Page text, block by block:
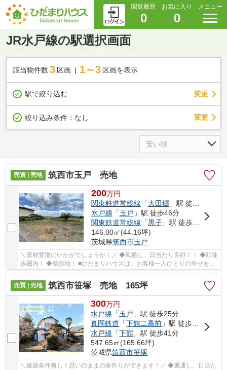
閲覧履歴
0
お気に入り
0
メニュー
JR水戸線の駅選択画面
該当物件数 3 区画 1～3 区画を表示
駅で絞り込む 変更
絞り込み条件： なし 変更
売買 | 売地 筑西市玉戸 売地
200万円
関東鉄道常総線 「大田郷」駅 徒歩10分
水戸線 「玉戸 」駅 徒歩46分
関東鉄道常総線 「黒子」駅 徒歩52分
146.00㎡(44.16坪)
茨城県筑西市玉戸
＼資材置場にいかがでしょうか！／ ◆風通し、日当たり良好！！ ◆駅徒
歩圏内！ ◆整形地！ ■ひだまりハウスは、お客様一人ひとりの幸せを描
売買 | 売地
筑西市笹塚 売地 165坪
300万円
水戸線 「玉戸 」駅 徒歩25分
真岡鉄道 「下館二高前 」駅 徒歩37分
水戸線 「下館 」駅 徒歩41分
547.65㎡(165.66坪)
茨城県筑西市笹塚
＼建築条件無し！思いのままの家作りができます！／ ◆風通し、日当た